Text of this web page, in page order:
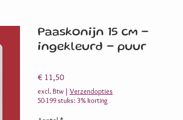
Paaskonijn 15 cm -
ingekleurd - puur
€ 11,50Prijs
excl. Btw | Verzendopties
50-199 stuks: 3% korting